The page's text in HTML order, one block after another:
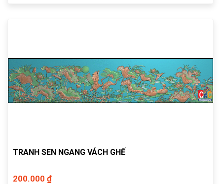
TRANH SEN NGANG VÁCH GHẾ
200.000 ₫